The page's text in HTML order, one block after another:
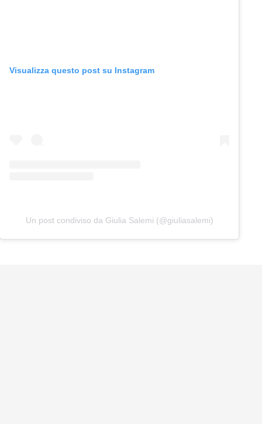
Visualizza questo post su Instagram
Un post condiviso da Giulia Salemi (@giuliasalemi)